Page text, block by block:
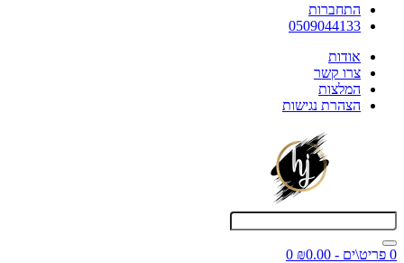
התחברות
0509044133
אודות
צרו קשר
המלצות
הצהרת נגישות
0 פריט\ים - ₪0.00
0